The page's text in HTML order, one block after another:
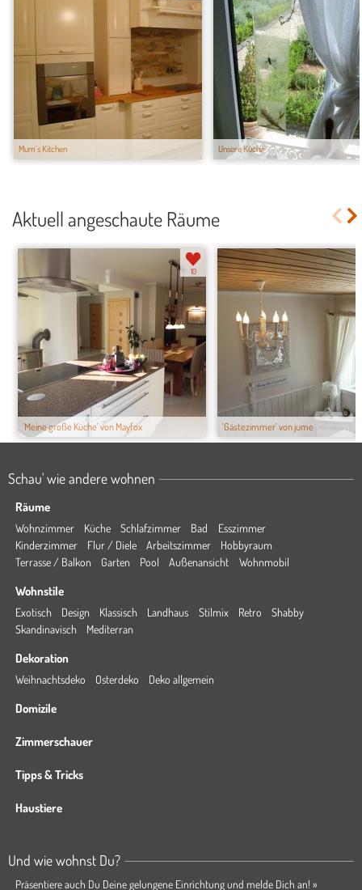
Mum´s Kitchen Unsere Küche
Aktuell angeschaute Räume
'Meine große Küche' von Mayfox
10
'Gästezimmer' von jume
Schau' wie andere wohnen
Räume
Wohnzimmer Küche Schlafzimmer Bad
Esszimmer
Kinderzimmer
Flur / Diele Arbeitszimmer
Hobbyraum
Terrasse / Balkon
Garten Pool Außenansicht Wohnmobil
Wohnstile
Exotisch Design Klassisch Landhaus Stilmix Retro
Shabby
Skandinavisch
Mediterran
Dekoration
Weihnachtsdeko Osterdeko Deko allgemein
Domizile
Zimmerschauer
Tipps & Tricks
Haustiere
Und wie wohnst Du?
Präsentiere auch Du Deine gelungene Einrichtung und melde Dich an! »